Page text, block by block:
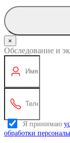
×
Обследование и
Я принимаю
обработки